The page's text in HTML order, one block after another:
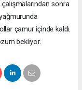
çalışmalarından sonra
çamur içinde kaldı.
bekliyor.